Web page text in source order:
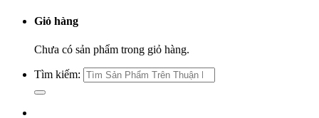
Giỏ hàng
Chưa có sản phẩm trong giỏ hàng.
Tìm kiếm: